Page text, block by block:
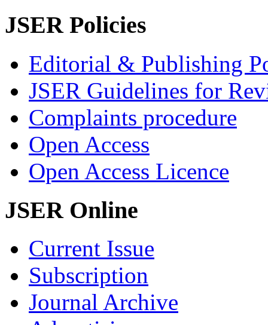
JSER Policies
Editorial & Publishing
JSER Guidelines for
Complaints procedure
Open Access
Open Access Licence
JSER Online
Current Issue
Subscription
Journal Archive